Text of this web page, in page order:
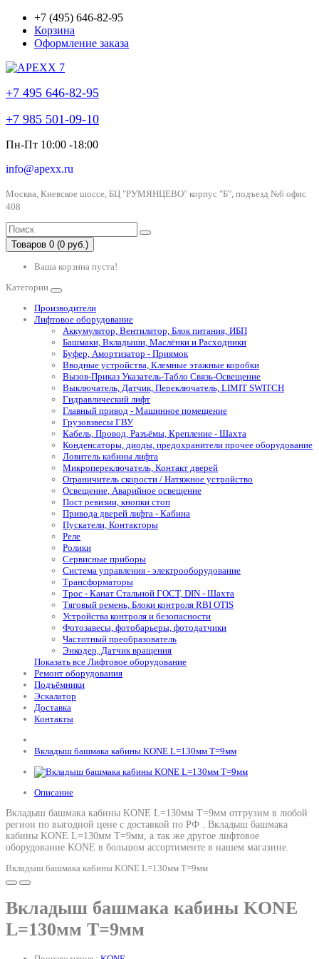
+7 (495) 646-82-95
Корзина
Оформление заказа
+7 495 646-82-95
+7 985 501-09-10
Пн-Пт 10:00 -18:00
info@apexx.ru
Москва, Киевское шоссе, БЦ "РУМЯНЦЕВО" корпус "Б", подъезд №6 офис
408
Товаров 0 (0 руб.)
Ваша корзина пуста!
Категории
Производители
Лифтовое оборудование
Аккумулятор, Вентилятор, Блок питания, ИБП
Башмаки, Вкладыши, Маслёнки и Расходники
Буфер, Амортизатор - Приямок
Вводные устройства, Клемные этажные коробки
Вызов-Приказ Указатель-Табло Связь-Освещение
Выключатель, Датчик, Переключатель, LIMIT SWITCH
Гидравлический лифт
Главный привод - Машинное помещение
Грузовзвесы ГВУ
Кабель, Провод, Разъёмы, Крепление - Шахта
Конденсаторы, диоды, предохранители прочее оборудование
Ловитель кабины лифта
Микропереключатель, Контакт дверей
Ограничитель скорости / Натяжное устройство
Освещение, Аварийное освещение
Пост ревизии, кнопки стоп
Привода дверей лифта - Кабина
Пускатели, Контакторы
Реле
Ролики
Сервисные приборы
Система управления - электрооборудование
Трансформаторы
Трос - Канат Стальной ГОСТ, DIN - Шахта
Тяговый ремень, Блоки контроля RBI OTIS
Устройства контроля и безопасности
Фотозавесы, фотобарьеры, фотодатчики
Частотный преобразователь
Энкодер, Датчик вращения
Показать все Лифтовое оборудование
Ремонт оборудования
Подъёмники
Эскалатор
Доставка
Контакты
Вкладыш башмака кабины KONE L=130мм T=9мм
Описание
Вкладыш башмака кабины KONE L=130мм T=9мм отгрузим в любой
регион по выгодной цене с доставкой по РФ . Вкладыш башмака
кабины KONE L=130мм T=9мм, а так же другое лифтовое
оборудование KONE в большом ассортименте в нашем магазине.
Вкладыш башмака кабины KONE L=130мм T=9мм
Вкладыш башмака кабины KONE
L=130мм T=9мм